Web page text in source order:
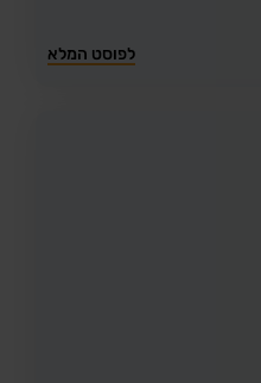
לפוסט המלא